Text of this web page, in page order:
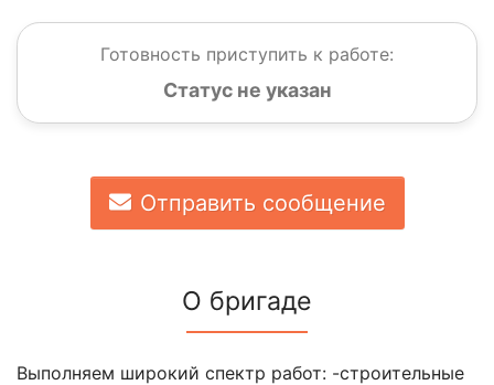
Готовность приступить к работе:
Статус не указан
Отправить сообщение
О бригаде
Выполняем широкий спектр работ: -строительные